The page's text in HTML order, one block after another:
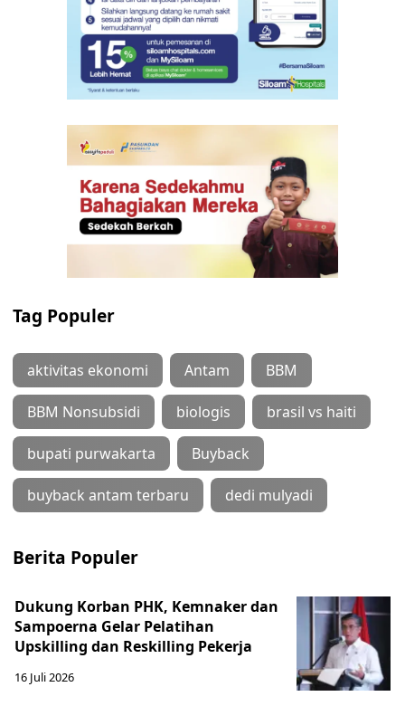
Tag Populer
aktivitas ekonomi Antam BBM
BBM Nonsubsidi biologis brasil vs haiti
bupati purwakarta Buyback
buyback antam terbaru dedi mulyadi
Berita Populer
Dukung Korban PHK, Kemnaker dan
Sampoerna Gelar Pelatihan
Upskilling dan Reskilling Pekerja
16 Juli 2026